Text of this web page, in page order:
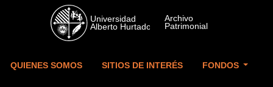
Skip to main content
QUIENES SOMOS SITIOS DE INTERÉS FONDOS